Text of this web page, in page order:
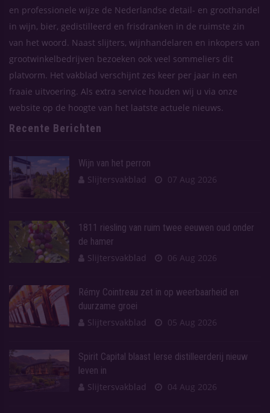
en professionele wijze de Nederlandse detail- en groothandel
in wijn, bier, gedistilleerd en frisdranken in de ruimste zin
van het woord. Naast slijters, wijnhandelaren en inkopers van
grootwinkelbedrijven bezoeken ook veel sommeliers dit
platvorm. Het vakblad verschijnt zes keer per jaar in een
fraaie uitvoering. Als extra service houden wij u via onze
website op de hoogte van het laatste actuele nieuws.
Recente Berichten
Wijn van het perron
Slijtersvakblad
07 Aug 2026
1811 riesling van ruim twee eeuwen oud onder
de hamer
Slijtersvakblad
06 Aug 2026
Rémy Cointreau zet in op weerbaarheid en
duurzame groei
Slijtersvakblad
05 Aug 2026
Spirit Capital blaast Ierse distilleerderij nieuw
leven in
Slijtersvakblad
04 Aug 2026